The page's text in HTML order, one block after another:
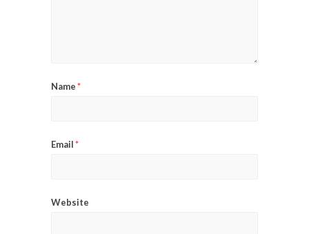
Name*
Email*
Website